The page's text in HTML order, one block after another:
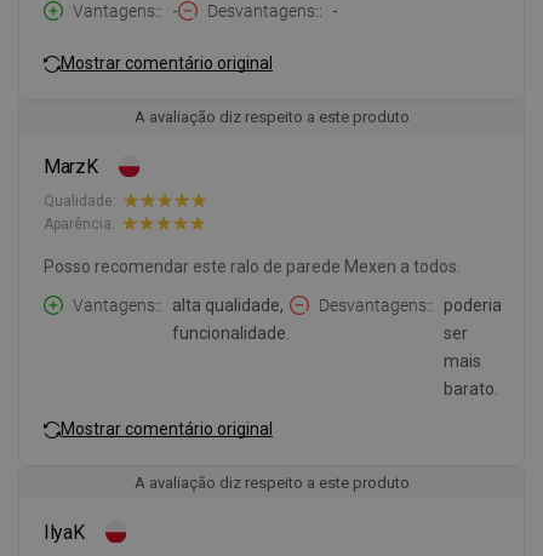
Vantagens:
- Desvantagens: -
Mostrar comentário original
A avaliação diz respeito a este produto
MarzK
Qualidade:
Aparência:
Posso recomendar este ralo de parede Mexen a todos.
Vantagens:
alta qualidade,
funcionalidade.
Desvantagens:
poderia
ser
mais
barato.
Mostrar comentário original
A avaliação diz respeito a este produto
IlyaK